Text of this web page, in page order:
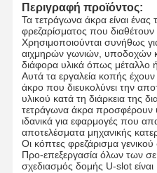
Περιγραφή προϊόντος:
Τα τετράγωνα άκρα είναι ένας
φρεζαρίσματος που
Χρησιμοποιούνται συνήθως
αιχμηρών γωνιών, υποδοχών
διάφορα υλικά όπως μέταλλο
Αυτά τα εργαλεία κοπής
άκρο που διευκολύνει την
υλικού κατά τη διάρκεια της
τετράγωνα άκρα προσφέρουν
ιδανικά για εφαρμογές που
αποτελέσματα μηχανικής
Οι κόπτες φρεζάρισμα γενικού
Προ-επεξεργασία όλων των
σχεδιασμός δομής U-slot